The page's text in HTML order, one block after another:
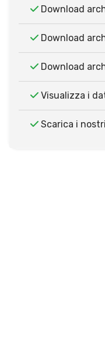
Download
Download
Download
Visualizza i
Scarica i